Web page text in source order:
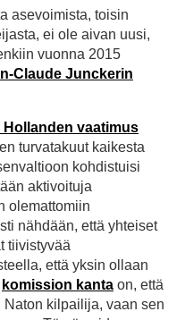
asevoimista, toisin
ei ole aivan uusi,
vuonna 2015
Claude Junckerin
Hollanden vaatimus
turvatakuut kaikesta
kohdistuisi
aktivoituja
olemattomiin
nähdään, että yhteiset
tiivistyvää
että yksin ollaan
komission kanta on, että
kilpailija, vaan sen